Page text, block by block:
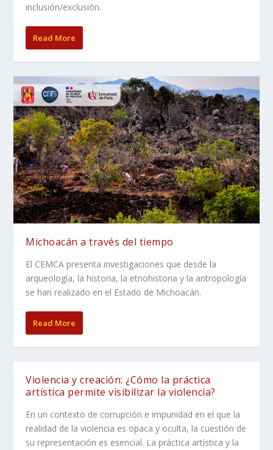
inclusión/exclusión.
Read More
Michoacán a través del tiempo
El CEMCA presenta investigaciones que desde la
arqueología, la historia, la etnohistoria y la antropología
se han realizado en el Estado de Michoacán.
Read More
Violencia y creación: ¿Cómo la práctica
artística permite visibilizar la violencia?
En un contexto de corrupción e impunidad en el que la
realidad de la violencia es opaca y oculta, la cuestión de
su representación es esencial. La práctica artística y la